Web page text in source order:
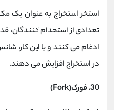
استخر استخراج به عنوان یک
تعدادی از استخدام کنندگان،
ادغام می کنند و با این کار،
در استخراج افزایش می دهند.
30. فورک(Fork)